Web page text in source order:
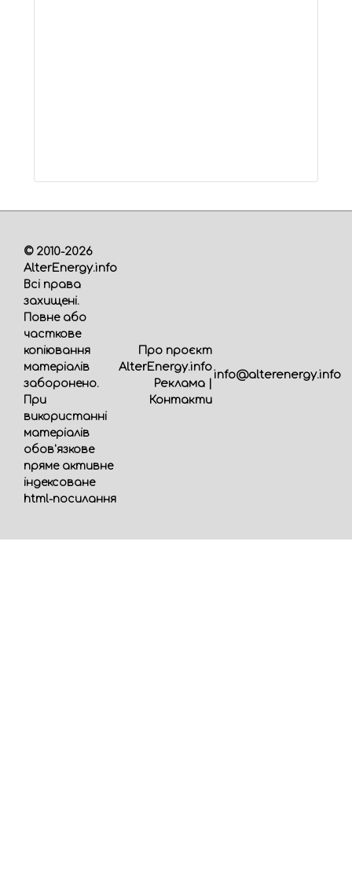
© 2010-2026
AlterEnergy.info
Всі права
захищені.
Повне або
часткове
копіювання
матеріалів
заборонено.
При
використанні
матеріалів
обов'язкове
пряме активне
індексоване
html-посилання
Про проєкт
AlterEnergy.info
Реклама|
Контакти
info@alterenergy.info